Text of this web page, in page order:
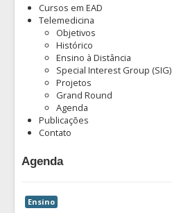
Cursos em EAD
Telemedicina
Objetivos
Histórico
Ensino à Distância
Special Interest Group (SIG)
Projetos
Grand Round
Agenda
Publicações
Contato
Agenda
Ensino